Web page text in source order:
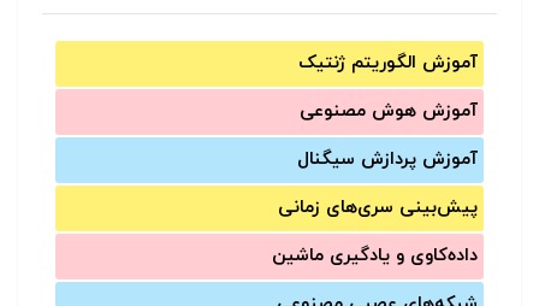
آموزش الگوریتم ژنتیک
آموزش‌ هوش مصنوعی
آموزش‌ پردازش سیگنال
پیش‌‌بینی سری‌‌های زمانی
داده‌کاوی و یادگیری ماشین